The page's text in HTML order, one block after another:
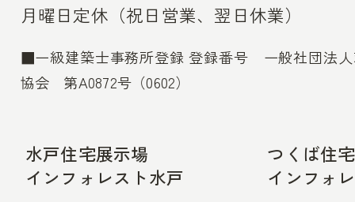
月曜日定休（祝日営業、翌日休業）
■一級建築士事務所登録 登録番号 一般社団法人
協会 第A0872号（0602）
水戸住宅展示場
インフォレスト水戸
つくば住
インフォ